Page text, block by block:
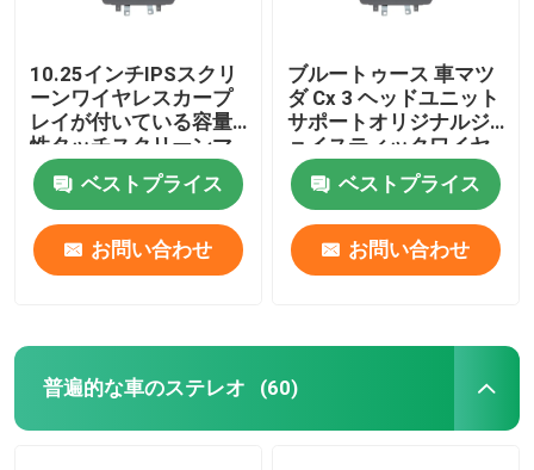
10.25インチIPSスクリ
ーンワイヤレスカープ
レイが付いている容量
性タッチスクリーンマ
ツダカーステレオ
ベストプライス
お問い合わせ
ブルートゥース 車マツ
ダ Cx 3 ヘッドユニット
サポートオリジナルジ
ョイスティックワイヤ
レス カープレイ 4G
ベストプライス
お問い合わせ
普遍的な車のステレオ (60)